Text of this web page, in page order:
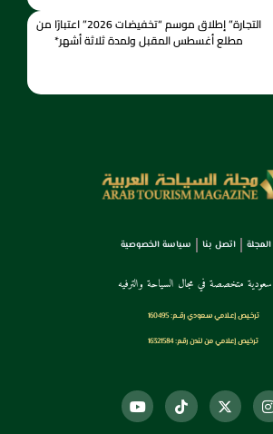
التجارة” إطلاق موسم “تخفيضات 2026” اعتبارًا من
مطلع أغسطس المقبل ولمدة ثلاثة أشهر*
اتصل بنا سياسة الخصوصية
سعودية متخصصة في مجال السياحة والترفيه
ترخـيص إعـلامي سـعودي رقــم: 160495
ترخيص إعلامي من لندن رقم: 16321584